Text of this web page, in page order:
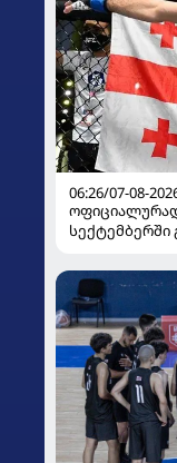
06:26/07-08-
სექტემბერში